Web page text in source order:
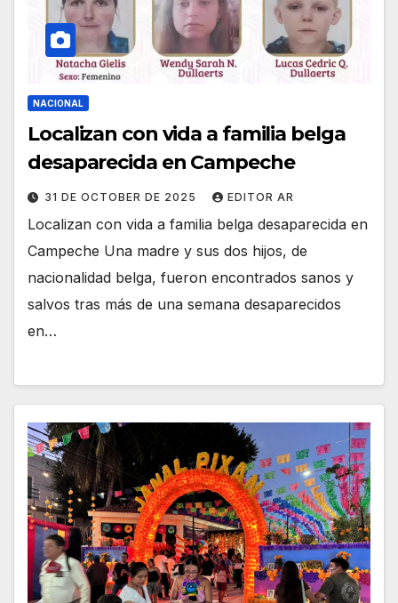
NACIONAL
Localizan con vida a familia belga
desaparecida en Campeche
31 DE OCTOBER DE 2025 EDITOR AR
Localizan con vida a familia belga desaparecida en
Campeche Una madre y sus dos hijos, de
nacionalidad belga, fueron encontrados sanos y
salvos tras más de una semana desaparecidos
en…